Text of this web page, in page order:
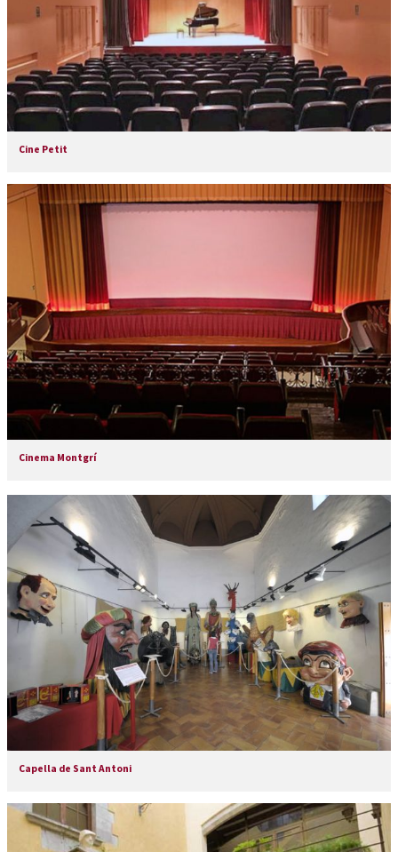
Cine Petit
Cinema Montgrí
Capella de Sant Antoni